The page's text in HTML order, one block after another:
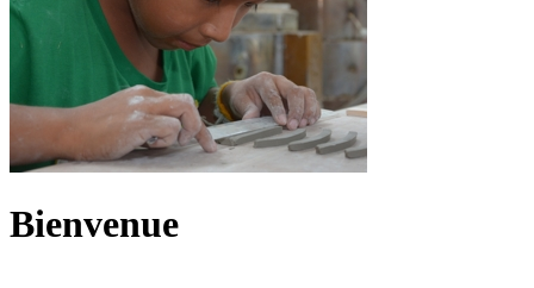
Bienvenue